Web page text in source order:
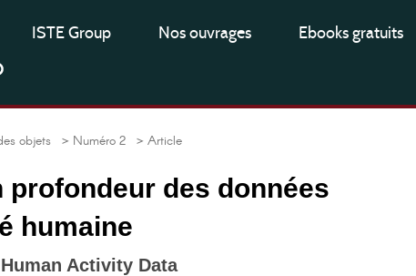
ISTE Group Nos ouvrages Ebooks gratuits
objets > Numéro 2 > Article
profondeur des données
humaine
Activity Data